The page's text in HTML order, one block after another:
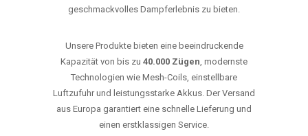
geschmackvolles Dampferlebnis zu bieten.
Unsere Produkte bieten eine beeindruckende
Kapazität von bis zu 40.000 Zügen, modernste
Technologien wie Mesh-Coils, einstellbare
Luftzufuhr und leistungsstarke Akkus. Der Versand
aus Europa garantiert eine schnelle Lieferung und
einen erstklassigen Service.